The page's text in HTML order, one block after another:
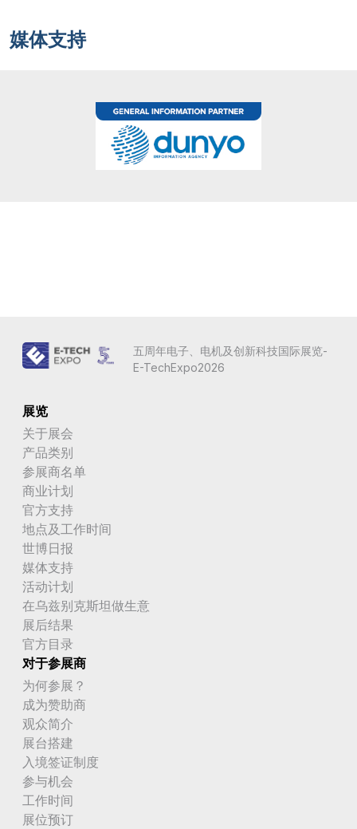
媒体支持
五周年电子、电机及创新科技国际展览-
E-TechExpo2026
展览
关于展会
产品类别
参展商名单
商业计划
官方支持
地点及工作时间
世博日报
媒体支持
活动计划
在乌兹别克斯坦做生意
展后结果
官方目录
对于参展商
为何参展？
成为赞助商
观众简介
展台搭建
入境签证制度
参与机会
工作时间
展位预订